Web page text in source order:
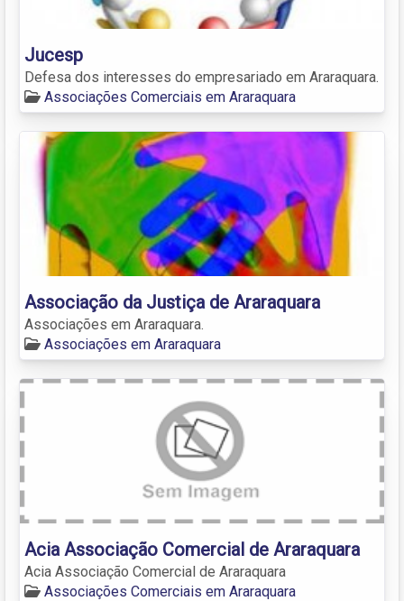
Jucesp
Defesa dos interesses do empresariado em Araraquara.
Associações Comerciais em Araraquara
Associação da Justiça de Araraquara
Associações em Araraquara.
Associações em Araraquara
Acia Associação Comercial de Araraquara
Acia Associação Comercial de Araraquara
Associações Comerciais em Araraquara